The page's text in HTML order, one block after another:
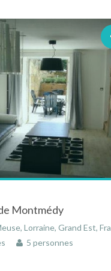
Montmédy
Lorraine, Grand Est,
5 personnes